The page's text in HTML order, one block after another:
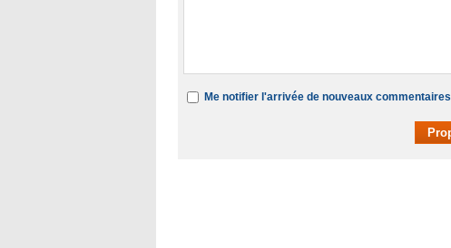
Me notifier l'arrivée de nouveaux commentaires